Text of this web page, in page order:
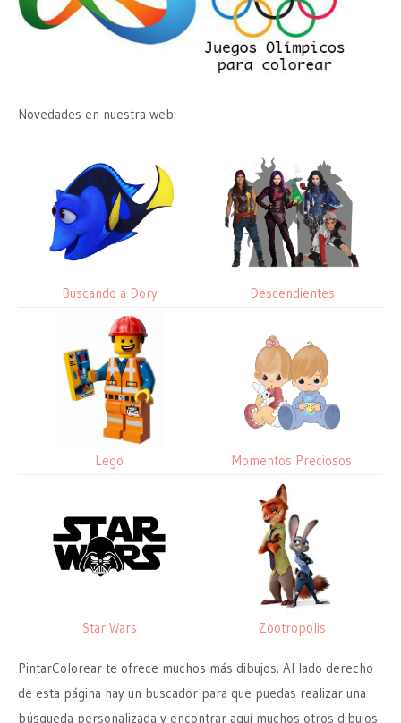
Novedades en nuestra web:
Buscando a Dory Descendientes
Lego Momentos Preciosos
Star Wars Zootropolis
PintarColorear te ofrece muchos más dibujos. Al lado derecho
de esta página hay un buscador para que puedas realizar una
búsqueda personalizada y encontrar aquí muchos otros dibujos